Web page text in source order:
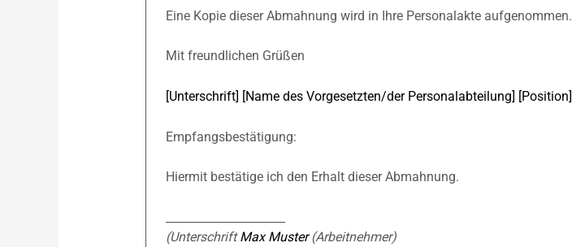
Eine Kopie dieser Abmahnung wird in Ihre Personalakte aufgenommen.
Mit freundlichen Grüßen
[Unterschrift] [Name des Vorgesetzten/der Personalabteilung] [Position]
Empfangsbestätigung:
Hiermit bestätige ich den Erhalt dieser Abmahnung.
(Un­ter­schriftMax Muster(Arbeit­neh­mer)